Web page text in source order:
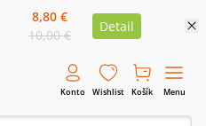
8,80 €
10,00 €
Detail
Konto Wishlist Košík Menu